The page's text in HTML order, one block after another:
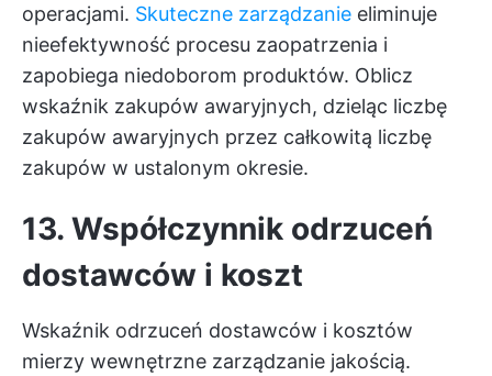
operacjami. Skuteczne zarządzanie eliminuje
nieefektywność procesu zaopatrzenia i
zapobiega niedoborom produktów. Oblicz
wskaźnik zakupów awaryjnych, dzieląc liczbę
zakupów awaryjnych przez całkowitą liczbę
zakupów w ustalonym okresie.
13. Współczynnik odrzuceń
dostawców i koszt
Wskaźnik odrzuceń dostawców i kosztów
mierzy wewnętrzne zarządzanie jakością.